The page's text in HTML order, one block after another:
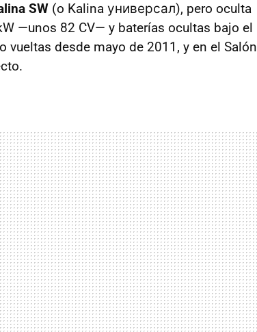
SW (o Kalina универсал), pero oculta
—unos 82 CV— y baterías ocultas bajo el
desde mayo de 2011, y en el Salón